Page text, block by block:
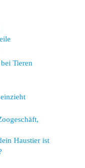
Tieren
Haustier ist